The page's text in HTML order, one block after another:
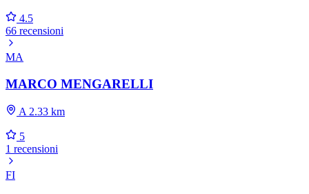
4.5
66 recensioni
MA
MARCO MENGARELLI
A 2.33 km
5
1 recensioni
FI